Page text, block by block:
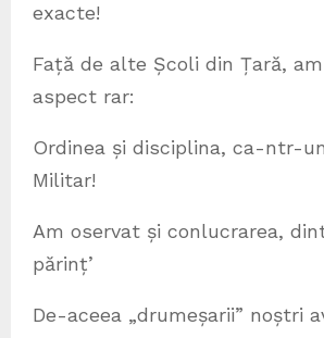
exacte!
Față de alte Școli din Țară,
aspect rar:
Ordinea și disciplina, ca-ntr-
Militar!
Am oservat și conlucrarea,
părinț’
De-aceea „drumeșarii” noștri